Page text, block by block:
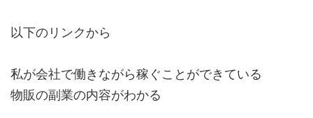
以下のリンクから
私が会社で働きながら稼ぐことができている
物販の副業の内容がわかる